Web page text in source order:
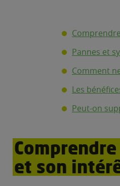
Pannes et
Comment
Les
Peut-on
et son